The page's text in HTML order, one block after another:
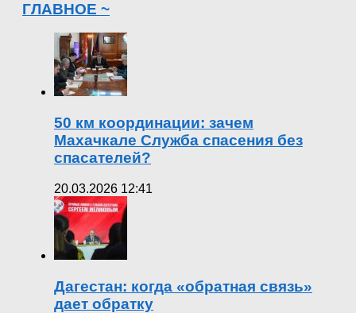
ГЛАВНОЕ ~
50 км координации: зачем
Махачкале Служба спасения без
спасателей?
20.03.2026 12:41
Дагестан: когда «обратная связь»
дает обратку